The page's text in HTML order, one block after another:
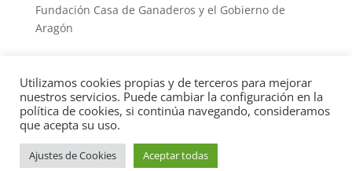
Fundación Casa de Ganaderos y el Gobierno de
Aragón
Copyright © 2026Fray Juan Altamiras| Desarrollado
Utilizamos cookies propias y de terceros para mejorar
nuestros servicios. Puede cambiar la configuración en la
política de cookies, si continúa navegando, consideramos
que acepta su uso.
Ajustes de Cookies Aceptar todas